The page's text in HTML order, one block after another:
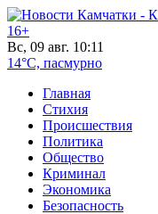
16+
Вс, 09 авг. 10:11
14°C, пасмурно
Главная
Стихия
Происшествия
Политика
Общество
Криминал
Экономика
Безопасность